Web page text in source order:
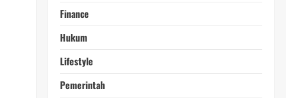
Finance
Hukum
Lifestyle
Pemerintah